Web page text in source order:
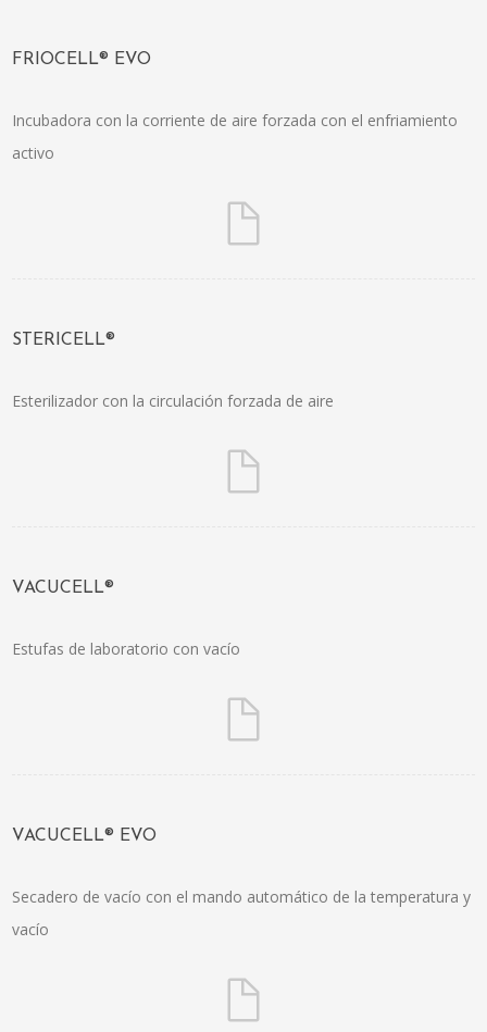
FRIOCELL® EVO
Incubadora con la corriente de aire forzada con el enfriamiento
activo
STERICELL®
Esterilizador con la circulación forzada de aire
VACUCELL®
Estufas de laboratorio con vacío
VACUCELL® EVO
Secadero de vacío con el mando automático de la temperatura y
vacío